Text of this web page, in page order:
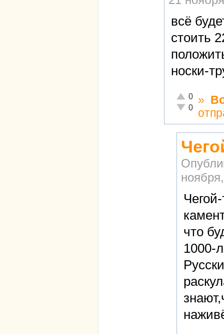
всё
стоить
носки-
Отлично!
0
Неадекватно!
0
»
что
1000-